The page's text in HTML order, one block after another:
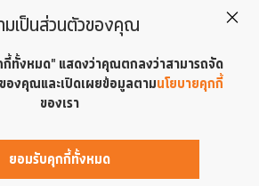
มเป็นส่วนตัวของคุณ
ทั้งหมด" แสดงว่าคุณตกลงว่าสามารถจัด
งคุณและเปิดเผยข้อมูลตามนโยบายคุกกี้
ของเรา
ยอมรับคุกกี้ทั้งหมด